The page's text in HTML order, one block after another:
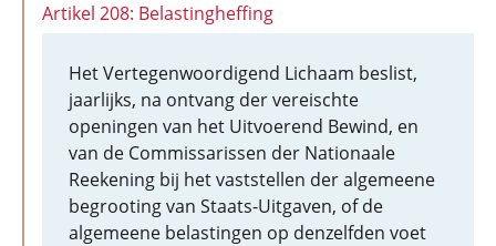
Artikel 208: Belastingheffing
Het Vertegenwoordigend Lichaam beslist,
jaarlijks, na ontvang der vereischte
openingen van het Uitvoerend Bewind, en
van de Commissarissen der Nationaale
Reekening bij het vaststellen der algemeene
begrooting van Staats-Uitgaven, of de
algemeene belastingen op denzelfden voet